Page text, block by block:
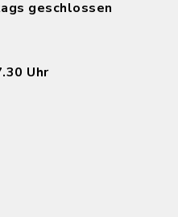
geschlossen
Uhr